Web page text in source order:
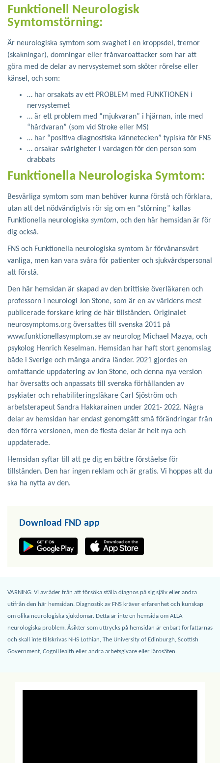
Funktionell Neurologisk
Symtomstörning:
Är neurologiska symtom som svaghet i en kroppsdel, tremor
(skakningar), domningar eller frånvaroattacker som har att
göra med de delar av nervsystemet som sköter rörelse eller
känsel, och som:
… har orsakats av ett PROBLEM med FUNKTIONEN i
nervsystemet
… är ett problem med “mjukvaran” i hjärnan, inte med
“hårdvaran” (som vid Stroke eller MS)
… har “positiva diagnostiska kännetecken” typiska för FNS
… orsakar svårigheter i vardagen för den person som
drabbats
Funktionella Neurologiska Symtom:
Besvärliga symtom som man behöver kunna förstå och förklara,
utan att det nödvändigtvis rör sig om en “störning” kallas
Funktionella neurologiska symtom, och den här hemsidan är för
dig också.
FNS och Funktionella neurologiska symtom är förvånansvärt
vanliga, men kan vara svåra för patienter och sjukvårdspersonal
att förstå.
Den här hemsidan är skapad av den brittiske överläkaren och
professorn i neurologi Jon Stone, som är en av världens mest
publicerade forskare kring de här tillstånden. Originalet
neurosymptoms.org översattes till svenska 2011 på
www.funktionellasymptom.se av neurolog Michael Mazya, och
psykolog Henrich Keselman. Hemsidan har haft stort genomslag
både i Sverige och många andra länder. 2021 gjordes en
omfattande uppdatering av Jon Stone, och denna nya version
har översatts och anpassats till svenska förhållanden av
psykiater och rehabiliteringsläkare Carl Sjöström och
arbetsterapeut Sandra Hakkarainen under 2021- 2022. Några
delar av hemsidan har endast genomgått små förändringar från
den förra versionen, men de flesta delar är helt nya och
uppdaterade.
Hemsidan syftar till att ge dig en bättre förståelse för
tillstånden. Den har ingen reklam och är gratis. Vi hoppas att du
ska ha nytta av den.
Download FND app
VARNING: Vi avråder från att försöka ställa diagnos på sig själv eller andra
utifrån den här hemsidan. Diagnostik av FNS kräver erfarenhet och kunskap
om olika neurologiska sjukdomar. Detta är inte en hemsida om ALLA
neurologiska problem. Åsikter som uttrycks på hemsidan är enbart författarnas
och skall inte tillskrivas NHS Lothian, The University of Edinburgh, Scottish
Government, CogniHealth eller andra arbetsgivare eller lärosäten.
Previous Next